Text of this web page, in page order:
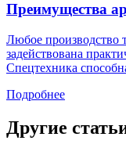
Преимущества
Любое производство
задействована
Спецтехника
Подробнее
Другие